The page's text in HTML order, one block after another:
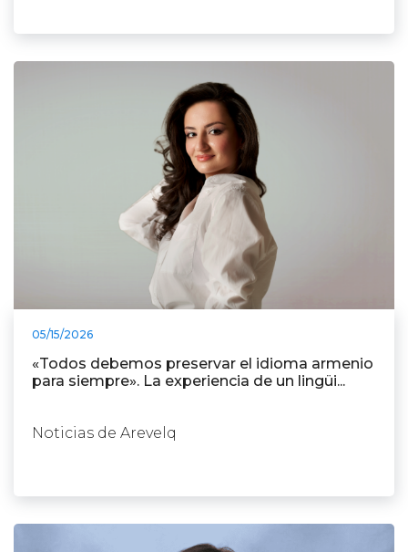
05/15/2026
«Todos debemos preservar el idioma armenio
para siempre». La experiencia de un lingüi...
Noticias de Arevelq